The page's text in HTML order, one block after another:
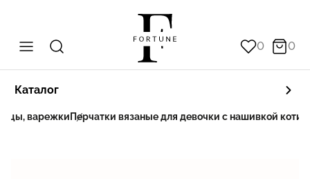
0 0
Каталог
варежки Перчатки вязаные для девочки с нашивкой